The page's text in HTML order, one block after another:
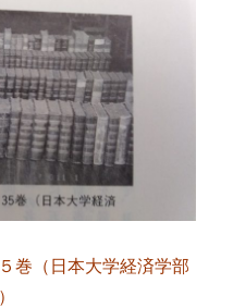
巻（日本大学経済学部